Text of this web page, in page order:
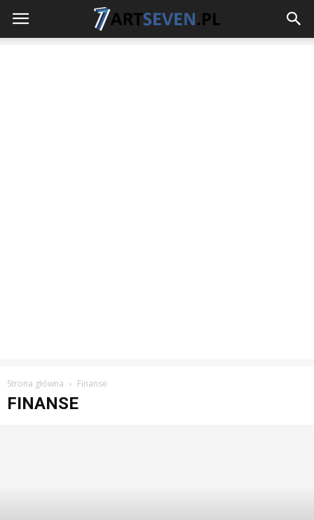
Strona główna Finanse
FINANSE